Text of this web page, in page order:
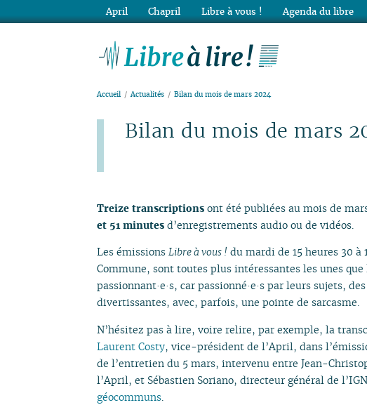
Accueil Actualités Bilan du mois de mars 2024
Bilan du mois de mars
Treize transcriptions ont été publiées au mois de
et 51 minutes d’enregistrements audio ou de vidéos.
Les émissions Libre à vous ! du mardi de 15 heures 30 à
Commune, sont toutes plus intéressantes les unes que
passionnant·e·s, car passionné·e·s par leurs sujets,
divertissantes, avec, parfois, une pointe de sarcasme.
N’hésitez pas à lire, voire relire, par exemple, la
Laurent Costy, vice-président de l’April, dans
de l’entretien du 5 mars, intervenu entre Jean-
l’April, et Sébastien Soriano, directeur général de
géocommuns
April Chapril Libre à vous ! Agenda du libre